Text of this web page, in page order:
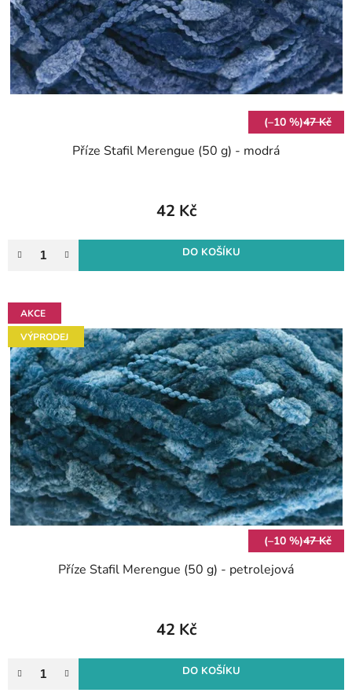
k
t
ů
r
o
d
u
k
(–10 %)47 Kč
Příze Stafil Merengue (50 g) - modrá
42 Kč
DO KOŠÍKU
AKCE
VÝPRODEJ
(–10 %)47 Kč
Příze Stafil Merengue (50 g) - petrolejová
42 Kč
DO KOŠÍKU